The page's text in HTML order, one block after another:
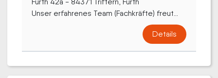
Unser erfahrenes Team (Fachkräfte) freut...
Details